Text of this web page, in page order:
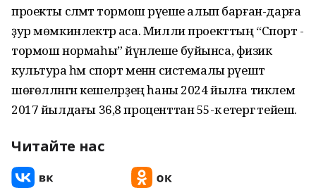
проекты сәләмәт тормош рәүеше алып барған-дарға
ҙур мөмкинлектәр аса. Милли проекттың “Спорт -
тормош нормаһы” йүнәлеше буйынса, физик
культура һәм спорт менән системалы рәүештә
шөғөлләнгән кешеләрҙең һаны 2024 йылға тиклем
2017 йылдағы 36,8 проценттан 55-кә етергә тейеш.
Читайте нас